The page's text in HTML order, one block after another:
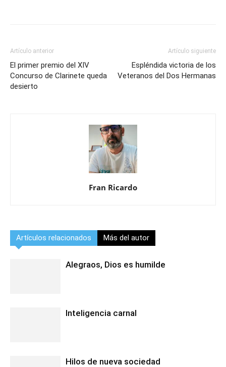
Artículo anterior
El primer premio del XIV
Concurso de Clarinete queda
desierto
Artículo siguiente
Espléndida victoria de los
Veteranos del Dos Hermanas
Fran Ricardo
Artículos relacionados Más del autor
Alegraos, Dios es humilde
Inteligencia carnal
Hilos de nueva sociedad